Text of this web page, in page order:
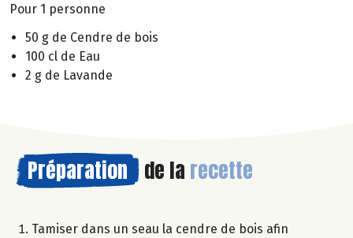
Pour 1 personne
50 g de Cendre de bois
100 cl de Eau
2 g de Lavande
Préparation de la recette
Tamiser dans un seau la cendre de bois afin